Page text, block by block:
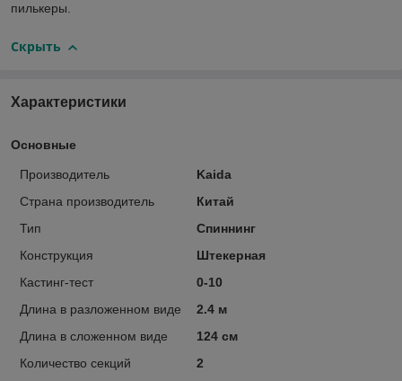
пилькеры.
Скрыть
Характеристики
Основные
Производитель
Kaida
Страна производитель
Китай
Тип
Спиннинг
Конструкция
Штекерная
Кастинг-тест
0-10
Длина в разложенном виде
2.4 м
Длина в сложенном виде
124 см
Количество секций
2